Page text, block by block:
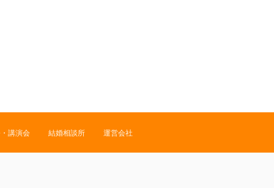
講演会 結婚相談所 運営会社